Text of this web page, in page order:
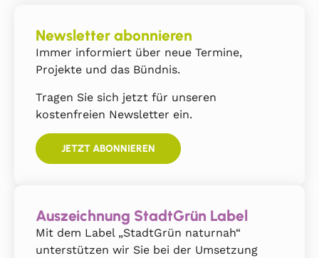
Newsletter abonnieren
Immer informiert über neue Termine,
Projekte und das Bündnis.
Tragen Sie sich jetzt für unseren
kostenfreien Newsletter ein.
JETZT ABONNIEREN
Auszeichnung StadtGrün Label
Mit dem Label „StadtGrün naturnah“
unterstützen wir Sie bei der Umsetzung